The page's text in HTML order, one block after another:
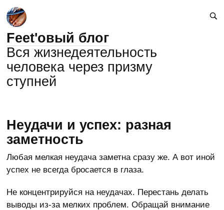
Feet'овый блог
Вся жизнедеятельность
человека через призму
ступней
Неудачи и успех: разная
заметность
Любая мелкая неудача заметна сразу же. А вот иной
успех не всегда бросается в глаза.
Не концентрируйся на неудачах. Перестань делать
выводы из-за мелких проблем. Обращай внимание